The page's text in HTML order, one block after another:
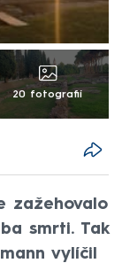
20 fotografií
zažehovalo
smrti. Tak
vylíčil